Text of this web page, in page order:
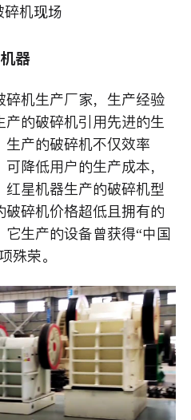
碎机现场
器
机生产厂家，生产经验
的破碎机引用先进的生
产的破碎机不仅效率
降低用户的生产成本，
星机器生产的破碎机型
碎机价格超低且拥有的
生产的设备曾获得“中国
殊荣。